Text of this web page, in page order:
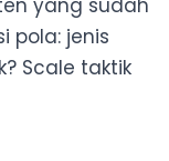
pola: jenis
Scale taktik